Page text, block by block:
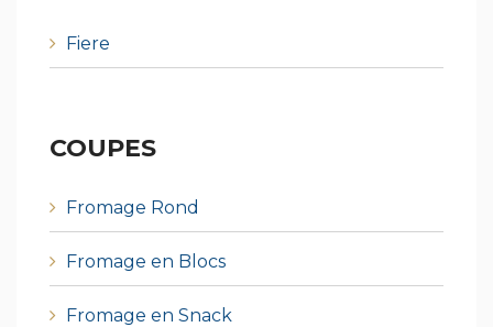
Fiere
COUPES
Fromage Rond
Fromage en Blocs
Fromage en Snack